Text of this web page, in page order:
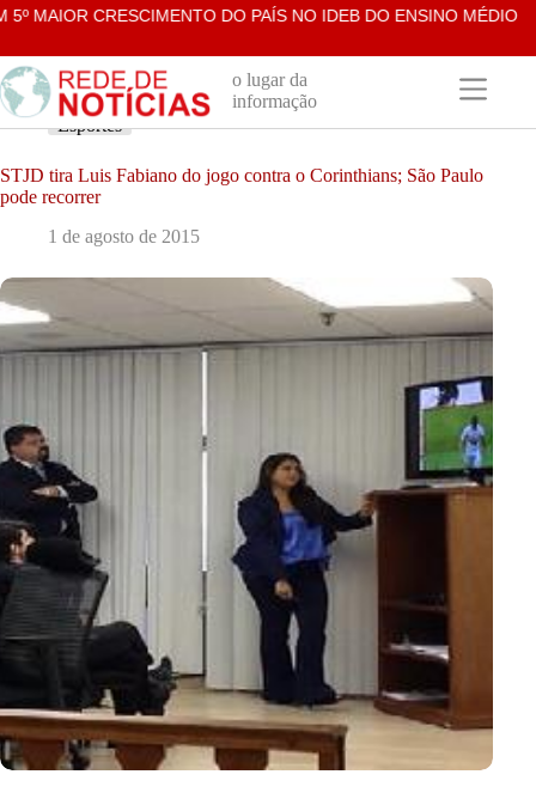
Pular
o
conteúdo
CRESCIMENTO DO PAÍS NO IDEB DO ENSINO MÉDIO NA
o lugar da
informação
Esportes
STJD tira Luis Fabiano do jogo contra o Corinthians; São Paulo
pode recorrer
1 de agosto de 2015